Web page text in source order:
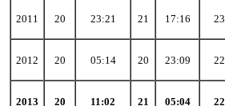
2011 20 23:21 21 17:16 23
2012 20 05:14 20 23:09 22
2013 20 11:02 21 05:04 22